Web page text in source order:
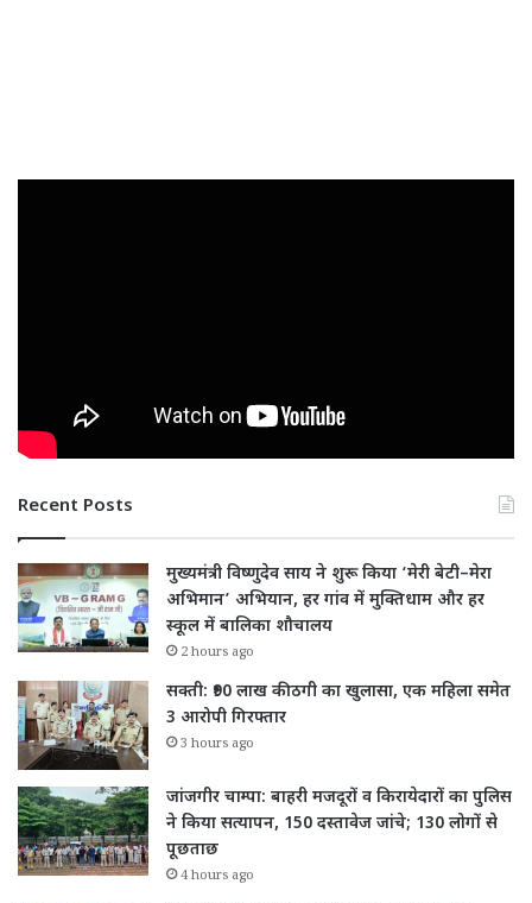
Recent Posts
मुख्यमंत्री विष्णुदेव साय ने शुरू किया ‘मेरी बेटी–मेरा
अभिमान’ अभियान, हर गांव में मुक्तिधाम और हर
स्कूल में बालिका शौचालय
2 hours ago
सक्ती: ₹90 लाख की ठगी का खुलासा, एक महिला समेत
3 आरोपी गिरफ्तार
3 hours ago
जांजगीर चाम्पा: बाहरी मजदूरों व किरायेदारों का पुलिस
ने किया सत्यापन, 150 दस्तावेज जांचे; 130 लोगों से
पूछताछ
4 hours ago